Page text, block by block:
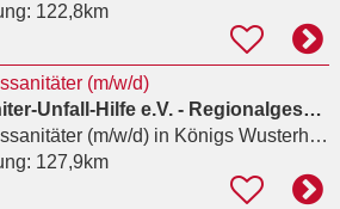
122,8km
(m/w/d)
Johanniter-Unfall-Hilfe e.V. - Regionalgeschäftsstelle Berlin
(m/w/d)in Königs Wusterhausen
127,9km